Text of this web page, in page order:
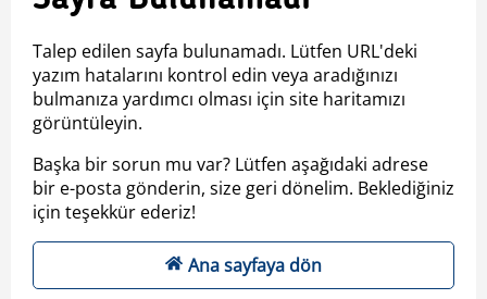
Talep edilen sayfa bulunamadı. Lütfen URL'deki
yazım hatalarını kontrol edin veya aradığınızı
bulmanıza yardımcı olması için site haritamızı
görüntüleyin.
Başka bir sorun mu var? Lütfen aşağıdaki adrese
bir e-posta gönderin, size geri dönelim. Beklediğiniz
için teşekkür ederiz!
Ana sayfaya dön